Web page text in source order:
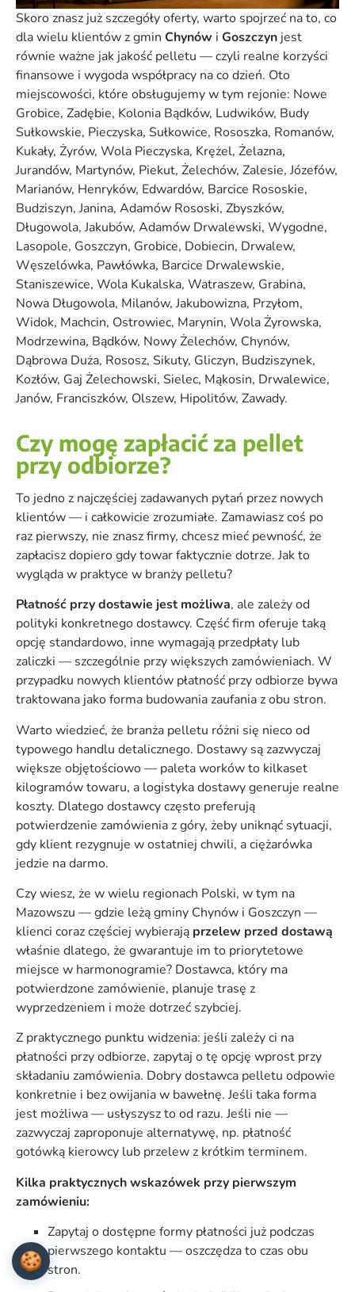
Skoro znasz już szczegóły oferty, warto spojrzeć na to, co
dla wielu klientów z gmin Chynów i Goszczyn jest
równie ważne jak jakość pelletu — czyli realne korzyści
finansowe i wygoda współpracy na co dzień. Oto
miejscowości, które obsługujemy w tym rejonie: Nowe
Grobice, Zadębie, Kolonia Bądków, Ludwików, Budy
Sułkowskie, Pieczyska, Sułkowice, Rososzka, Romanów,
Kukały, Żyrów, Wola Pieczyska, Krężel, Żelazna,
Jurandów, Martynów, Piekut, Żelechów, Zalesie, Józefów,
Marianów, Henryków, Edwardów, Barcice Rososkie,
Budziszyn, Janina, Adamów Rososki, Zbyszków,
Długowola, Jakubów, Adamów Drwalewski, Wygodne,
Lasopole, Goszczyn, Grobice, Dobiecin, Drwalew,
Węszelówka, Pawłówka, Barcice Drwalewskie,
Staniszewice, Wola Kukalska, Watraszew, Grabina,
Nowa Długowola, Milanów, Jakubowizna, Przyłom,
Widok, Machcin, Ostrowiec, Marynin, Wola Żyrowska,
Modrzewina, Bądków, Nowy Żelechów, Chynów,
Dąbrowa Duża, Rososz, Sikuty, Gliczyn, Budziszynek,
Kozłów, Gaj Żelechowski, Sielec, Mąkosin, Drwalewice,
Janów, Franciszków, Olszew, Hipolitów, Zawady.
Czy mogę zapłacić za pellet
przy odbiorze?
To jedno z najczęściej zadawanych pytań przez nowych
klientów — i całkowicie zrozumiałe. Zamawiasz coś po
raz pierwszy, nie znasz firmy, chcesz mieć pewność, że
zapłacisz dopiero gdy towar faktycznie dotrze. Jak to
wygląda w praktyce w branży pelletu?
Płatność przy dostawie jest możliwa, ale zależy od
polityki konkretnego dostawcy. Część firm oferuje taką
opcję standardowo, inne wymagają przedpłaty lub
zaliczki — szczególnie przy większych zamówieniach. W
przypadku nowych klientów płatność przy odbiorze bywa
traktowana jako forma budowania zaufania z obu stron.
Warto wiedzieć, że branża pelletu różni się nieco od
typowego handlu detalicznego. Dostawy są zazwyczaj
większe objętościowo — paleta worków to kilkaset
kilogramów towaru, a logistyka dostawy generuje realne
koszty. Dlatego dostawcy często preferują
potwierdzenie zamówienia z góry, żeby uniknąć sytuacji,
gdy klient rezygnuje w ostatniej chwili, a ciężarówka
jedzie na darmo.
Czy wiesz, że w wielu regionach Polski, w tym na
Mazowszu — gdzie leżą gminy Chynów i Goszczyn —
klienci coraz częściej wybierają przelew przed dostawą
właśnie dlatego, że gwarantuje im to priorytetowe
miejsce w harmonogramie? Dostawca, który ma
potwierdzone zamówienie, planuje trasę z
wyprzedzeniem i może dotrzeć szybciej.
Z praktycznego punktu widzenia: jeśli zależy ci na
płatności przy odbiorze, zapytaj o tę opcję wprost przy
składaniu zamówienia. Dobry dostawca pelletu odpowie
konkretnie i bez owijania w bawełnę. Jeśli taka forma
jest możliwa — usłyszysz to od razu. Jeśli nie —
zazwyczaj zaproponuje alternatywę, np. płatność
gotówką kierowcy lub przelew z krótkim terminem.
Kilka praktycznych wskazówek przy pierwszym
zamówieniu:
Zapytaj o dostępne formy płatności już podczas
pierwszego kontaktu — oszczędza to czas obu
stron.
🍪